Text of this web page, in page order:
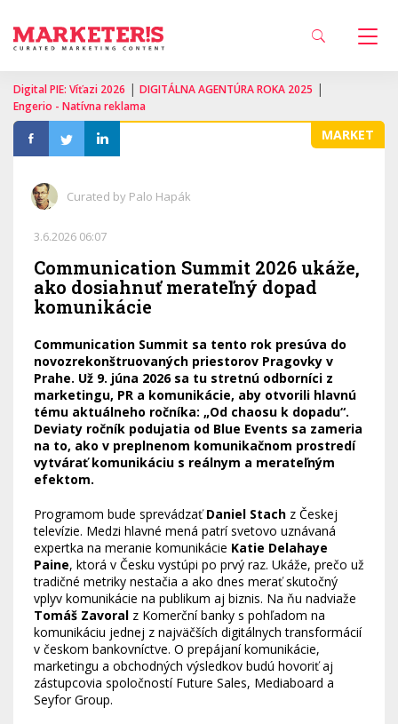
Digital PIE: Víťazi 2026 | DIGITÁLNA AGENTÚRA ROKA 2025 |
Engerio - Natívna reklama
MARKET
Curated by Palo Hapák
3.6.2026 06:07
Communication Summit 2026 ukáže,
ako dosiahnuť merateľný dopad
komunikácie
Communication Summit sa tento rok presúva do
novozrekonštruovaných priestorov Pragovky v
Prahe. Už 9. júna 2026 sa tu stretnú odborníci z
marketingu, PR a komunikácie, aby otvorili hlavnú
tému aktuálneho ročníka: „Od chaosu k dopadu“.
Deviaty ročník podujatia od Blue Events sa zameria
na to, ako v preplnenom komunikačnom prostredí
vytvárať komunikáciu s reálnym a merateľným
efektom.
Programom bude sprevádzaťDaniel Stach z Českej
televízie. Medzi hlavné mená patrí svetovo uznávaná
expertka na meranie komunikácie Katie Delahaye
Paine, ktorá v Česku vystúpi po prvý raz. Ukáže, prečo už
tradičné metriky nestačia a ako dnes merať skutočný
vplyv komunikácie na publikum aj biznis. Na ňu nadviaže
Tomáš Zavoral z Komerční banky s pohľadom na
komunikáciu jednej z najväčších digitálnych transformácií
v českom bankovníctve. O prepájaní komunikácie,
marketingu a obchodných výsledkov budú hovoriť aj
zástupcovia spoločností Future Sales, Mediaboard a
Seyfor Group.